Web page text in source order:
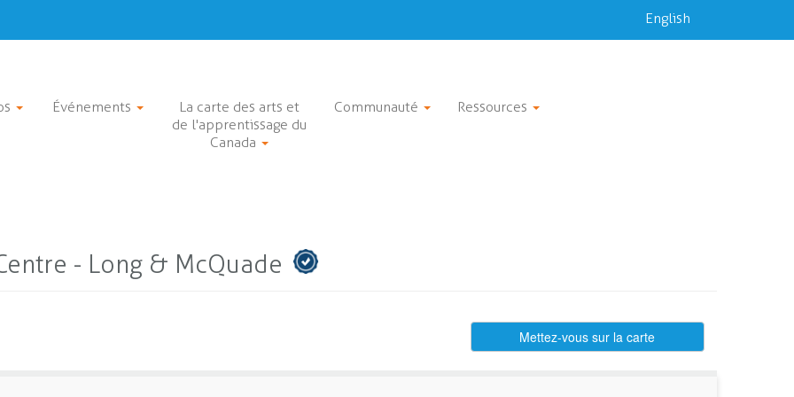
English
Événements
La carte des arts et
de l'apprentissage du
Canada
Communauté Ressources
- Long & McQuade
Mettez-vous sur la carte